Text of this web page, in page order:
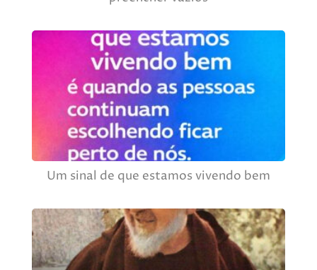
Um sinal de que estamos vivendo bem